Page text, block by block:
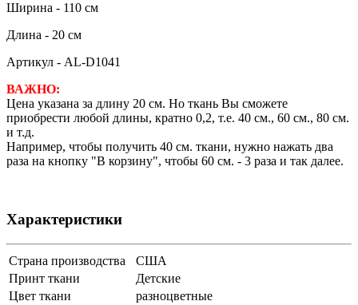
Ширина - 110 см
Длина - 20 см
Артикул - AL-D1041
ВАЖНО:
Цена указана за длину 20 см. Но ткань Вы сможете
приобрести любой длины, кратно 0,2, т.е. 40 см., 60 см., 80 см.
и т.д.
Например, чтобы получить 40 см. ткани, нужно нажать два
раза на кнопку "В корзину", чтобы 60 см. - 3 раза и так далее.
Характеристики
Страна производства
США
Принт ткани
Детские
Цвет ткани
разноцветные